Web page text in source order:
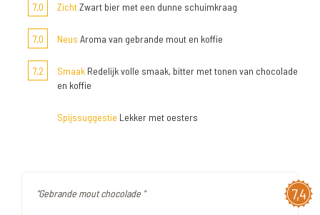
7,0
ZichtZwart bier met een dunne schuimkraag
7,0 Neus Aroma van gebrande mout en koffie
7,2 Smaak Redelijk volle smaak, bitter met tonen van chocolade
en koffie
Spijssuggestie Lekker met oesters
7,4
"Gebrande mout chocolade "